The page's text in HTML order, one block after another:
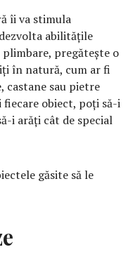
îi va stimula
abilitățile
pregătește o
în natură, cum ar fi
castane sau pietre
fiecare obiect, poți să-i
i arăți cât de special
găsite să le